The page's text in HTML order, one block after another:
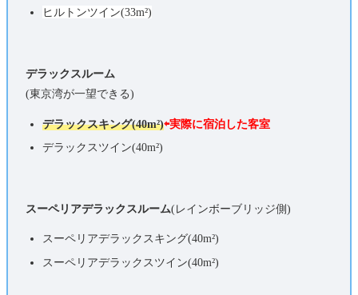
ヒルトンツイン(33m²)
デラックスルーム
(東京湾が一望できる)
デラックスキング(40m²)⇦実際に宿泊した客室
デラックスツイン(40m²)
スーペリアデラックスルーム(レインボーブリッジ側)
スーペリアデラックスキング(40m²)
スーペリアデラックスツイン(40m²)